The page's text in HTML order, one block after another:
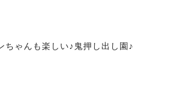
ちゃんも楽しい♪鬼押し出し園♪